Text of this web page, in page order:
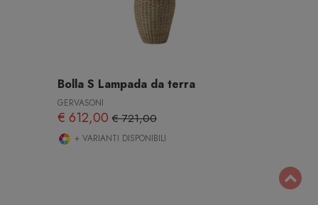
Bolla S Lampada da terra
GERVASONI
€ 612,00€ 721,00
+ VARIANTI DISPONIBILI